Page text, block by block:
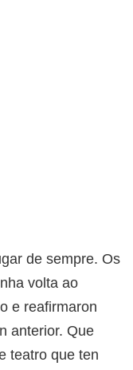
de sempre. Os
volta ao
e reafirmaron
anterior. Que
teatro que ten